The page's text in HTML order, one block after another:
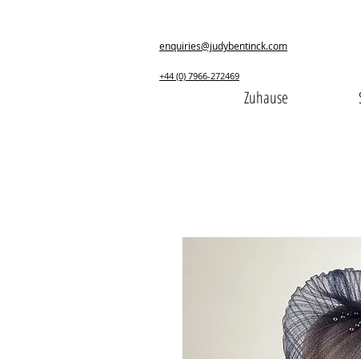
enquiries@judybentinck.com
+44 (0) 7966-272469
Zuhause